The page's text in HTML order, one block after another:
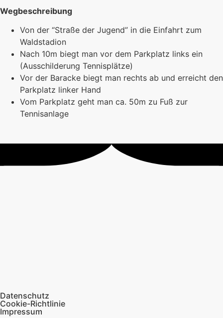
Wegbeschreibung
Von der “Straße der Jugend” in die Einfahrt zum
Waldstadion
Nach 10m biegt man vor dem Parkplatz links ein
(Ausschilderung Tennisplätze)
Vor der Baracke biegt man rechts ab und erreicht den
Parkplatz linker Hand
Vom Parkplatz geht man ca. 50m zu Fuß zur
Tennisanlage
Datenschutz
Cookie-Richtlinie
Impressum